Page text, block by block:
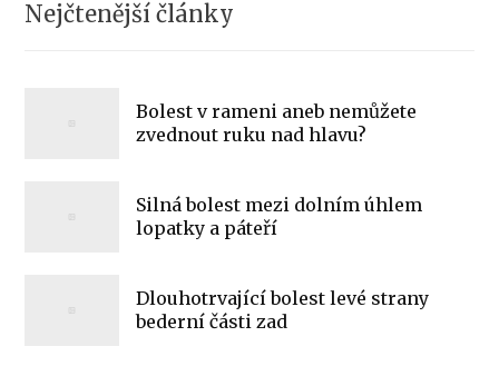
Nejčtenější články
Bolest v rameni aneb nemůžete
zvednout ruku nad hlavu?
Silná bolest mezi dolním úhlem
lopatky a páteří
Dlouhotrvající bolest levé strany
bederní části zad